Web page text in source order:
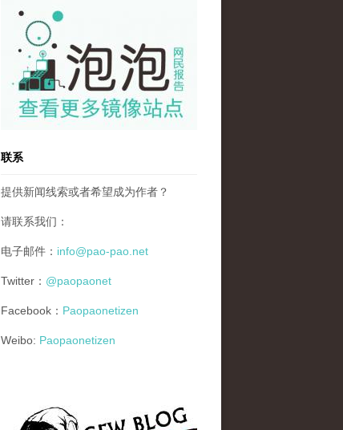
pao-pao-banner-mirror-site-120814.jpg
联系
提供新闻线索或者希望成为作者？
请联系我们：
电子邮件： info@pao-pao.net
Twitter： @paopaonet
Facebook： Paopaonetizen
Weibo: Paopaonetizen
gfw_blog_small.jpg